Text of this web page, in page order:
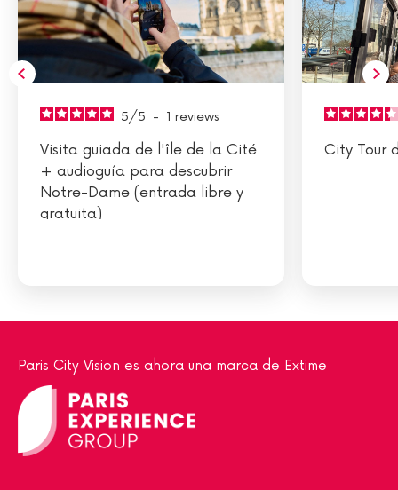
5/5 - 1 reviews
Visita guiada de l'île de la Cité
+ audioguía para descubrir
Notre-Dame (entrada libre y
gratuita)
City Tour
Paris City Vision es ahora una marca de Extime